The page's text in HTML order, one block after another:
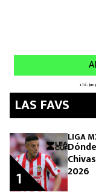
LAS FAVS
LIGA
2026
1